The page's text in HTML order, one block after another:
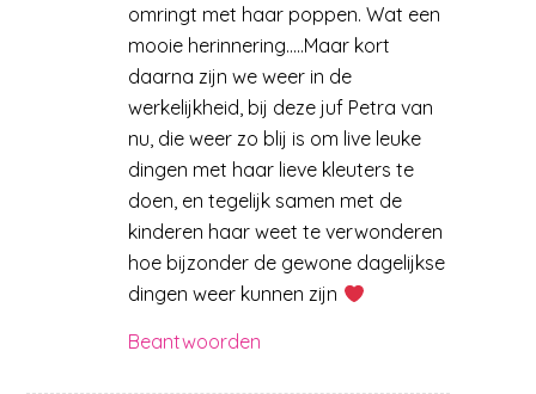
omringt met haar poppen. Wat een
mooie herinnering…..Maar kort
daarna zijn we weer in de
werkelijkheid, bij deze juf Petra van
nu, die weer zo blij is om live leuke
dingen met haar lieve kleuters te
doen, en tegelijk samen met de
kinderen haar weet te verwonderen
hoe bijzonder de gewone dagelijkse
dingen weer kunnen zijn
Beantwoorden